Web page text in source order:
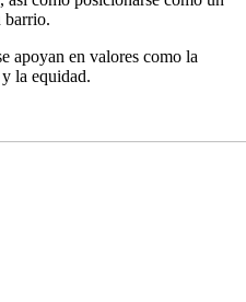
barrio.
apoyan en valores como la
la equidad.